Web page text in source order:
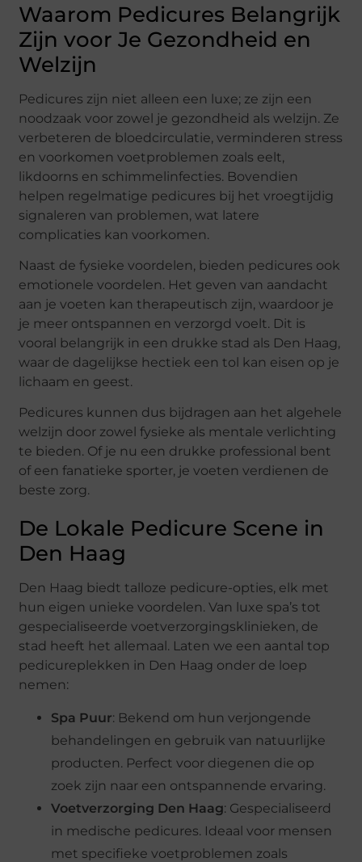
Waarom Pedicures Belangrijk
Zijn voor Je Gezondheid en
Welzijn
Pedicures zijn niet alleen een luxe; ze zijn een
noodzaak voor zowel je gezondheid als welzijn. Ze
verbeteren de bloedcirculatie, verminderen stress
en voorkomen voetproblemen zoals eelt,
likdoorns en schimmelinfecties. Bovendien
helpen regelmatige pedicures bij het vroegtijdig
signaleren van problemen, wat latere
complicaties kan voorkomen.
Naast de fysieke voordelen, bieden pedicures ook
emotionele voordelen. Het geven van aandacht
aan je voeten kan therapeutisch zijn, waardoor je
je meer ontspannen en verzorgd voelt. Dit is
vooral belangrijk in een drukke stad als Den Haag,
waar de dagelijkse hectiek een tol kan eisen op je
lichaam en geest.
Pedicures kunnen dus bijdragen aan het algehele
welzijn door zowel fysieke als mentale verlichting
te bieden. Of je nu een drukke professional bent
of een fanatieke sporter, je voeten verdienen de
beste zorg.
De Lokale Pedicure Scene in
Den Haag
Den Haag biedt talloze pedicure-opties, elk met
hun eigen unieke voordelen. Van luxe spa’s tot
gespecialiseerde voetverzorgingsklinieken, de
stad heeft het allemaal. Laten we een aantal top
pedicureplekken in Den Haag onder de loep
nemen:
Spa Puur: Bekend om hun verjongende
behandelingen en gebruik van natuurlijke
producten. Perfect voor diegenen die op
zoek zijn naar een ontspannende ervaring.
Voetverzorging Den Haag: Gespecialiseerd
in medische pedicures. Ideaal voor mensen
met specifieke voetproblemen zoals